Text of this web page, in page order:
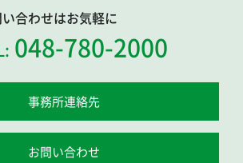
合わせはお気軽に
048-780-2000
事務所連絡先
お問い合わせ